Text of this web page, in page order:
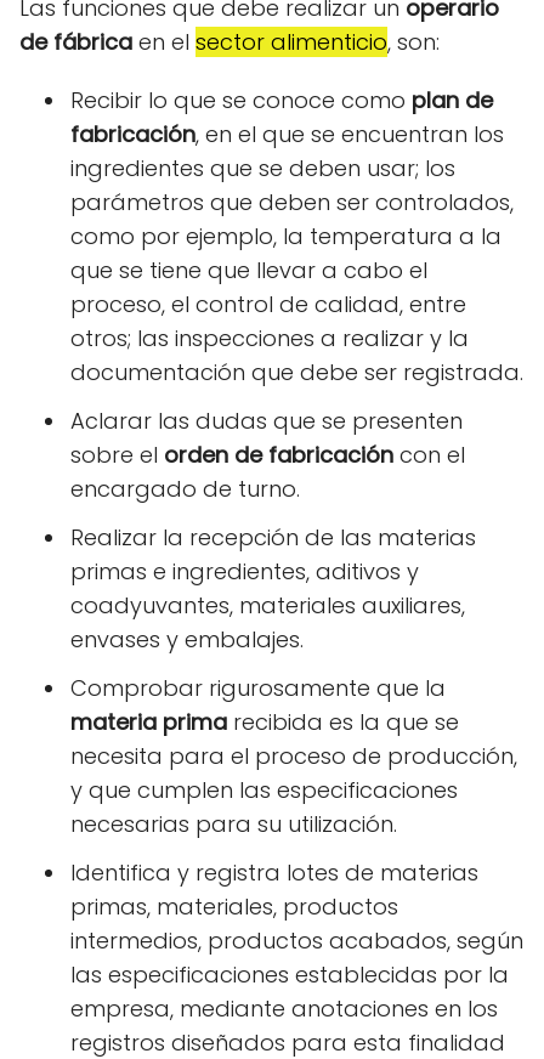
Las funciones que debe realizar un operario
de fábrica en el sector alimenticio, son:
Recibir lo que se conoce como plan de
fabricación, en el que se encuentran los
ingredientes que se deben usar; los
parámetros que deben ser controlados,
como por ejemplo, la temperatura a la
que se tiene que llevar a cabo el
proceso, el control de calidad, entre
otros; las inspecciones a realizar y la
documentación que debe ser registrada.
Aclarar las dudas que se presenten
sobre el orden de fabricación con el
encargado de turno.
Realizar la recepción de las materias
primas e ingredientes, aditivos y
coadyuvantes, materiales auxiliares,
envases y embalajes.
Comprobar rigurosamente que la
materia prima recibida es la que se
necesita para el proceso de producción,
y que cumplen las especificaciones
necesarias para su utilización.
Identifica y registra lotes de materias
primas, materiales, productos
intermedios, productos acabados, según
las especificaciones establecidas por la
empresa, mediante anotaciones en los
registros diseñados para esta finalidad